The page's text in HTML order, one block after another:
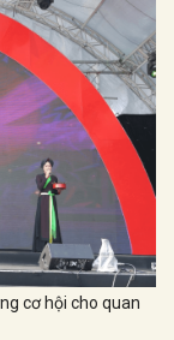
cơ hội cho quan